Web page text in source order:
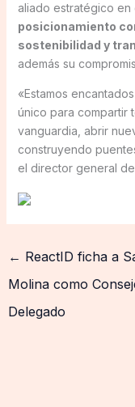
aliado estratégico en
posicionamiento
sostenibilidad y
además su
«Estamos
único para compartir
vanguardia, abrir
construyendo
el director general
← ReactID ficha a
Molina como
Delegado